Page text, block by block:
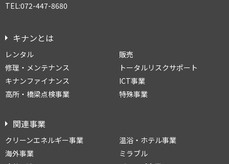
TEL:072-447-8680
キナンとは
レンタル
販売
修理・メンテナンス
トータルリスクサポート
キナンファイナンス
ICT事業
高所・橋梁点検事業
特殊事業
関連事業
クリーンエネルギー事業
温浴・ホテル事業
海外事業
ミラブル